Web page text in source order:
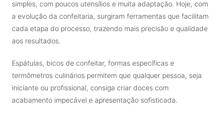
simples, com poucos utensílios e muita adaptação. Hoje, com
a evolução da confeitaria, surgiram ferramentas que facilitam
cada etapa do processo, trazendo mais precisão e qualidade
aos resultados.
Espátulas, bicos de confeitar, formas específicas e
termômetros culinários permitem que qualquer pessoa, seja
iniciante ou profissional, consiga criar doces com
acabamento impecável e apresentação sofisticada.